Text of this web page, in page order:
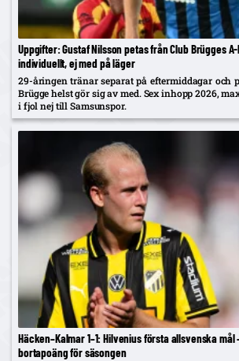
Uppgifter: Gustaf Nilsson petas från Club Brügges
individuellt, ej med på läger
29-åringen tränar separat på eftermiddagar och
Brügge helst gör sig av med. Sex inhopp 2026,
i fjol nej till Samsunspor.
Häcken–Kalmar 1–1: Hilvenius första allsvenska
bortapoäng för säsongen